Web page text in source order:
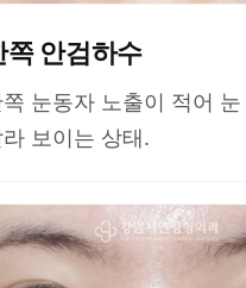
쪽 안검하수
쪽 눈동자 노출이 적어
라 보이는 상태.